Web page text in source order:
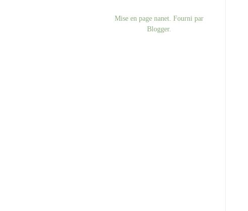
Mise en page nanet. Fourni par
Blogger.